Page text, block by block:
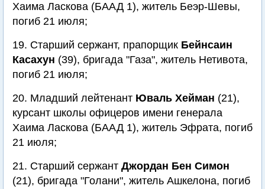
Хаима Ласкова (БААД 1), житель Беэр-Шевы,
погиб 21 июля;
19. Старший сержант, прапорщик Бейнсаин
Касахун (39), бригада "Газа", житель Нетивота,
погиб 21 июля;
20. Младший лейтенант Юваль Хейман (21),
курсант школы офицеров имени генерала
Хаима Ласкова (БААД 1), житель Эфрата, погиб
21 июля;
21. Старший сержант Джордан Бен Симон
(21), бригада "Голани", житель Ашкелона, погиб